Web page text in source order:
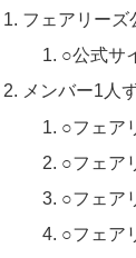
フェアリーズ
○公式サ
メンバー1人
○フェア
○フェア
○フェア
○フェア